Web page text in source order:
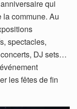
qui
la commune. Au
spectacles,
DJ sets…
les fêtes de fin